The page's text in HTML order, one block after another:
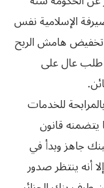
الإسلامية نفس
تخفيض هامش الربح
طلب عال على
للخدمات
يتضمنه قانون
أن البنك جاهز وبدأ في
أنه ينتظر صدور